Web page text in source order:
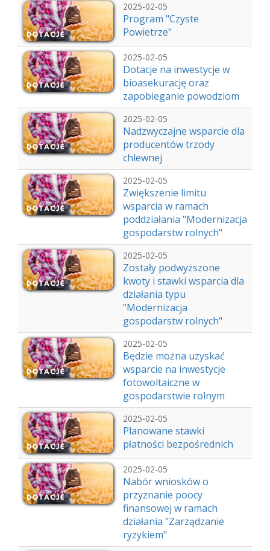
2025-02-05
Program "Czyste
Powietrze"
2025-02-05
Dotacje na inwestycje w
bioasekurację oraz
zapobieganie powodziom
2025-02-05
Nadzwyczajne wsparcie dla
producentów trzody
chlewnej
2025-02-05
Zwiększenie limitu
wsparcia w ramach
poddziałania "Modernizacja
gospodarstw rolnych"
2025-02-05
Zostały podwyższone
kwoty i stawki wsparcia dla
działania typu
"Modernizacja
gospodarstw rolnych"
2025-02-05
Będzie można uzyskać
wsparcie na inwestycje
fotowoltaiczne w
gospodarstwie rolnym
2025-02-05
Planowane stawki
płatności bezpośrednich
2025-02-05
Nabór wniosków o
przyznanie poocy
finansowej w ramach
działania "Zarządzanie
ryzykiem"